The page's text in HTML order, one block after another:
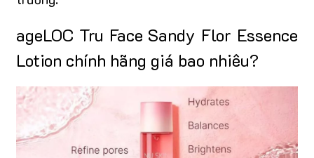
ageLOC Tru Face Sandy Flor Essence
Lotion chính hãng giá bao nhiêu?